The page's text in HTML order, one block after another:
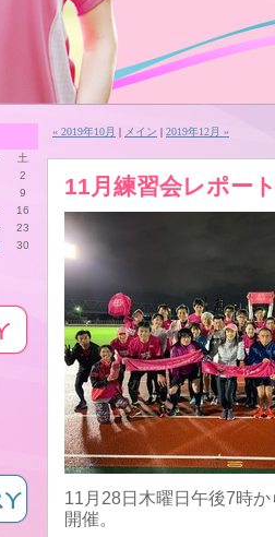
土
2
9
16
23
30
« 2019年10月 | メイン | 2019年12月 »
11月練習会レポー
11月28日木曜日午後7時
開催。